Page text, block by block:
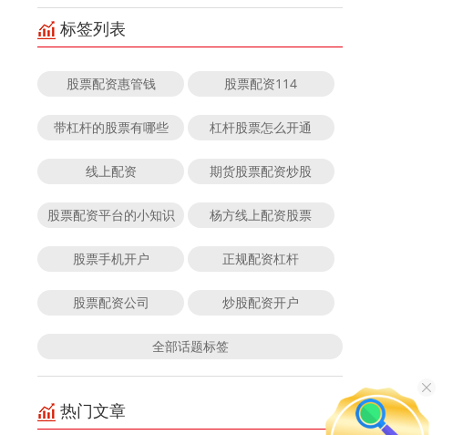
标签列表
股票配资惠管钱 股票配资114
带杠杆的股票有哪些 杠杆股票怎么开通
线上配资 期货股票配资炒股
股票配资平台的小知识 杨方线上配资股票
股票手机开户 正规配资杠杆
股票配资公司 炒股配资开户
全部话题标签
热门文章